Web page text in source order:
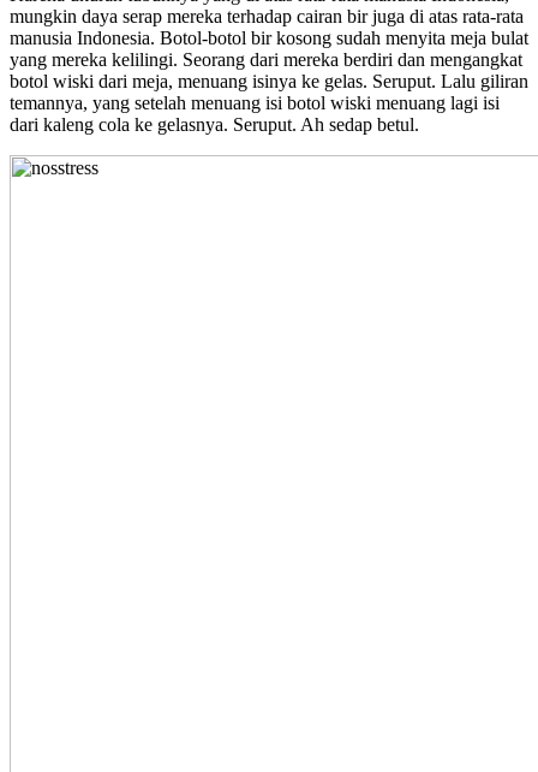
mungkin daya serap mereka terhadap cairan bir juga di atas rata-rata
manusia Indonesia. Botol-botol bir kosong sudah menyita meja bulat
yang mereka kelilingi. Seorang dari mereka berdiri dan mengangkat
botol wiski dari meja, menuang isinya ke gelas. Seruput. Lalu giliran
temannya, yang setelah menuang isi botol wiski menuang lagi isi
dari kaleng cola ke gelasnya. Seruput. Ah sedap betul.